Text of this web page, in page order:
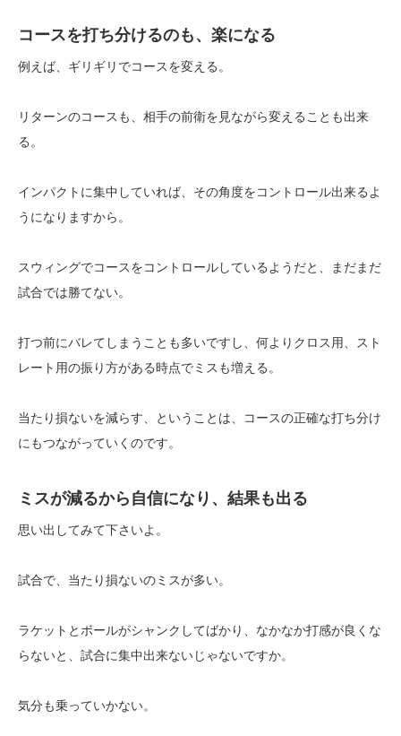
コースを打ち分けるのも、楽になる
例えば、ギリギリでコースを変える。
リターンのコースも、相手の前衛を見ながら変えることも出来
る。
インパクトに集中していれば、その角度をコントロール出来るよ
うになりますから。
スウィングでコースをコントロールしているようだと、まだまだ
試合では勝てない。
打つ前にバレてしまうことも多いですし、何よりクロス用、スト
レート用の振り方がある時点でミスも増える。
当たり損ないを減らす、ということは、コースの正確な打ち分け
にもつながっていくのです。
ミスが減るから自信になり、結果も出る
思い出してみて下さいよ。
試合で、当たり損ないのミスが多い。
ラケットとボールがシャンクしてばかり、なかなか打感が良くな
らないと、試合に集中出来ないじゃないですか。
気分も乗っていかない。